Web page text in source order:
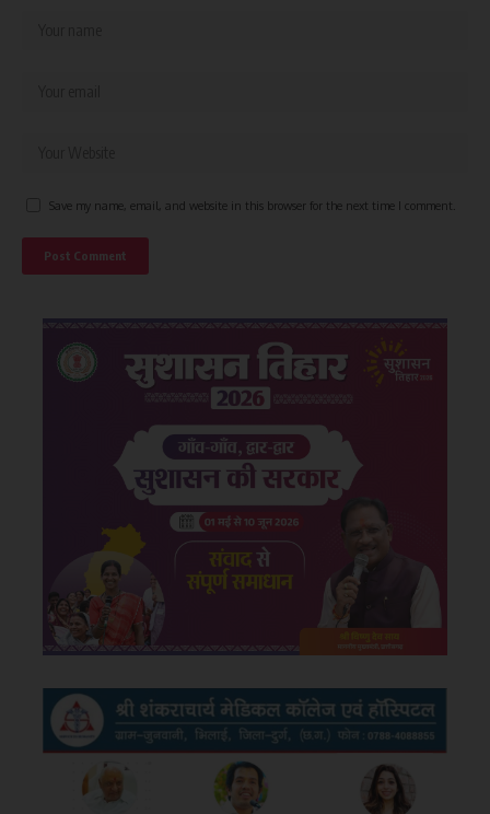
Save my name, email, and website in this browser for the next time I comment.